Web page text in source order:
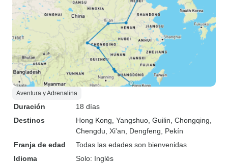
Aventura y Adrenalina
Duración
18 días
Destinos
Hong Kong , Yangshuo , Guilin , Chongqing
Chengdu , Xi'an , Dengfeng , Pekín
Franja de edad
Todas las edades son bienvenidas
Idioma
Solo: Inglés